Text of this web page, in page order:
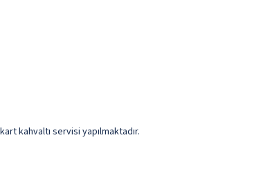
kahvaltı servisi yapılmaktadır.